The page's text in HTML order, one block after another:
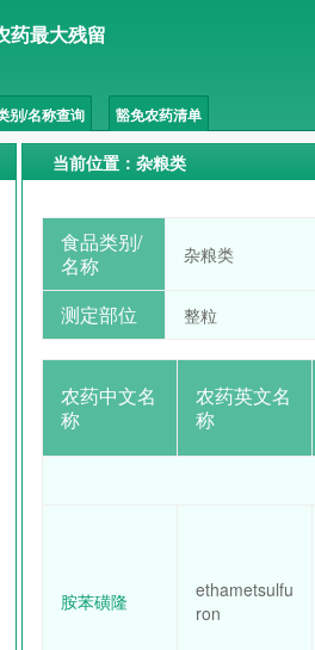
药最大残留
别/名称查询 豁免农药清单
当前位置：杂粮类
食品类别/
名称
杂粮类
测定部位 整粒
农药中文名
称
农药英文名
称
胺苯磺隆
ethametsulfu
ron